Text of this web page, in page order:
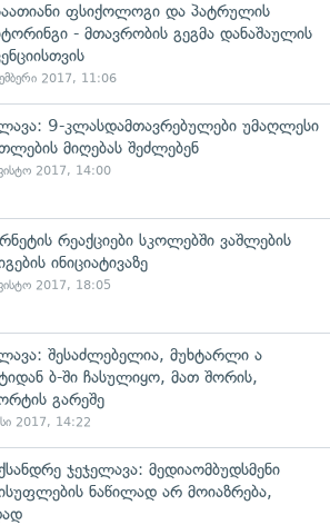
ფსიქოლოგი და პატრულის
- მთავრობის გეგმა დანაშაულის
2017, 11:06
9-კლასდამთავრებულები უმაღლესი
მიღებას შეძლებენ
2017, 14:00
რეაქციები სკოლებში ვაშლების
ინიციატივაზე
2017, 18:05
შესაძლებელია, მუხტარლი ა
ბ-ში ჩასულიყო, მათ შორის,
გარეშე
2017, 14:22
ჯეჯელავა: მედიაომბუდსმენი
ნაწილად არ მოიაზრება,